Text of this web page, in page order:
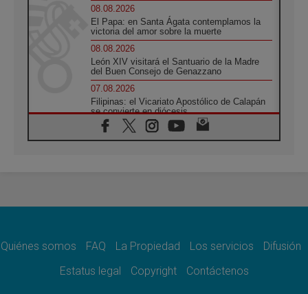
08.08.2026
El Papa: en Santa Ágata contemplamos la
victoria del amor sobre la muerte
08.08.2026
León XIV visitará el Santuario de la Madre
del Buen Consejo de Genazzano
07.08.2026
Filipinas: el Vicariato Apostólico de Calapán
se convierte en diócesis
07.08.2026
Honduras: Los desplazados invisibles de una
07.08.2026
07.08.2026
revelación de Dios lo transfigura
Quiénes somos FAQ La Propiedad Los servicios
Difusión
Estatus legal
Copyright Contáctenos